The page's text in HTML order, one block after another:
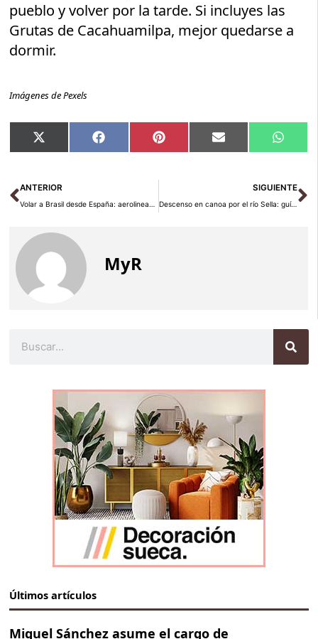
pueblo y volver por la tarde. Si incluyes las
Grutas de Cacahuamilpa, mejor quedarse a
dormir.
Imágenes de Pexels
Compartir
en
X
(Twitter)
Compartir
en
Facebook Compartir
en
Pinterest Compartir
en
Email
en
Ant
ANTERIOR
Volar a Brasil desde España: aerolineas, rutas y precios 2026
SIGUIENTE
Descenso en canoa por el río Sella: guía práctica 2026
MyR
Últimos artículos
Miguel Sánchez asume el cargo de